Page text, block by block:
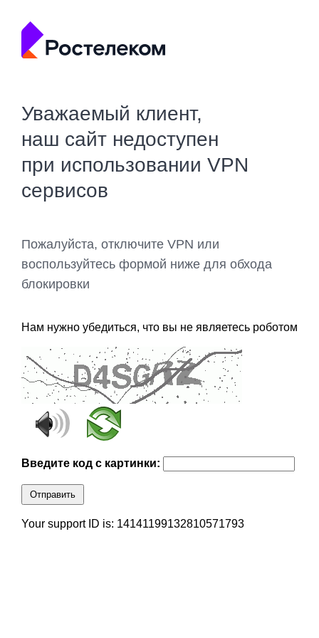
Уважаемый клиент,
наш сайт недоступен
при использовании VPN
сервисов
Пожалуйста, отключите VPN или
воспользуйтесь формой ниже для обхода
блокировки
Нам нужно убедиться, что вы не являетесь роботом
Введите код с картинки:
Отправить
Your support ID is: 14141199132810571793